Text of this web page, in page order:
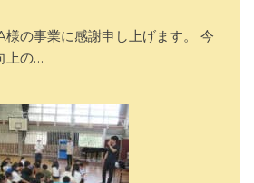
の事業に感謝申し上げます。 今
上の…